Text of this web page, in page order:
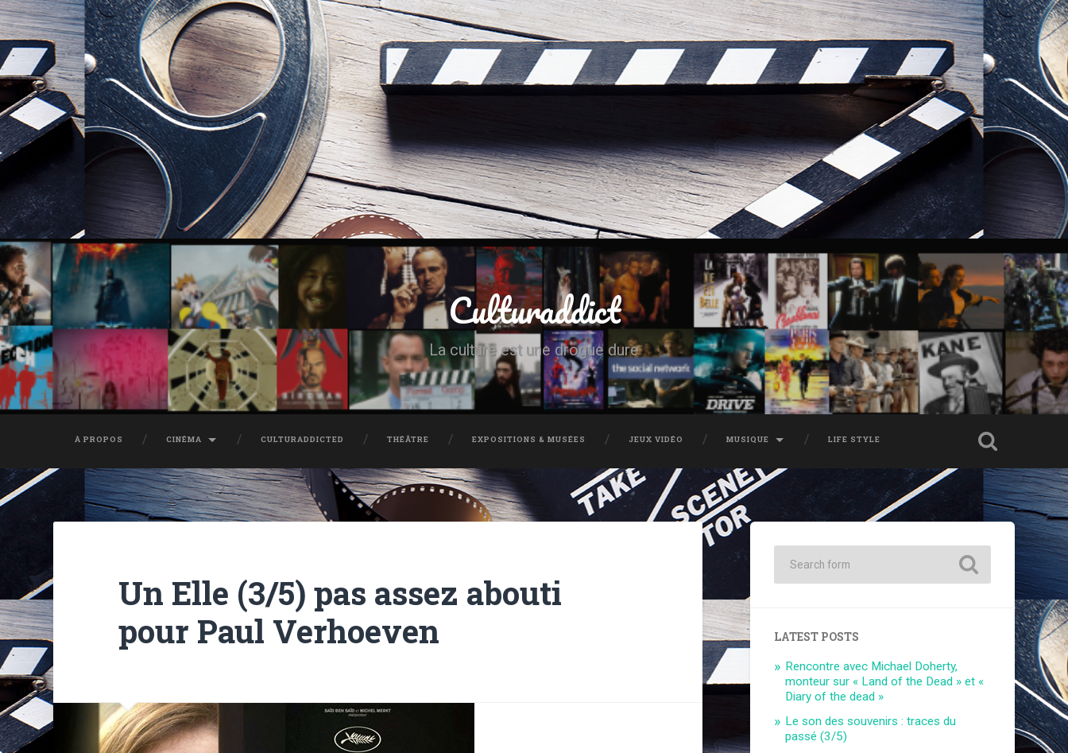
Culturaddict
La culture est une drogue dure
À PROPOS CINÉMA CULTURADDICTED THÉÂTRE EXPOSITIONS & MUSÉES JEUX VIDÉO MUSIQUE LIFE STYLE
Un Elle (3/5) pas assez abouti
pour Paul Verhoeven
LATEST POSTS
Rencontre avec Michael Doherty,
monteur sur « Land of the Dead » et «
Diary of the dead »
Le son des souvenirs : traces du
passé (3/5)